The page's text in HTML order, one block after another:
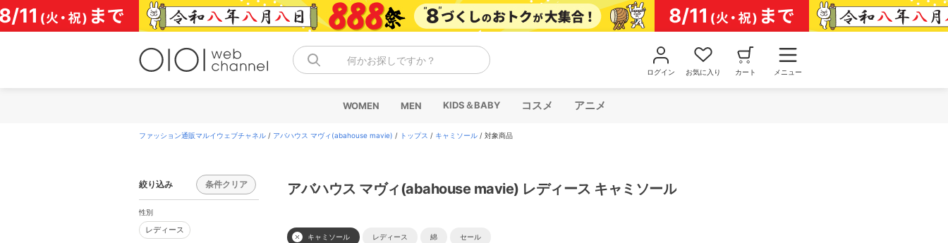
コ
ン
テ
何かお探しですか？
ログイン お気に入り カート メニュー
WOMEN MEN KIDS＆BABY コスメ アニメ
ファッション通販マルイウェブチャネル / アバハウス マヴィ(abahouse mavie) / トップス / キャミソール / 対象商品
絞り込み 条件クリア
性別
レディース
レディース
アバハウス マヴィ(abahouse mavie) レディース キャミソール
キャミソール レディース 綿 セール